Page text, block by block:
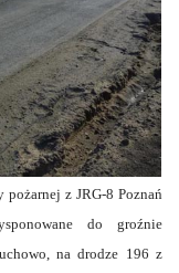
pożarnej z JRG-8 Poznań
do groźnie
na drodze 196 z